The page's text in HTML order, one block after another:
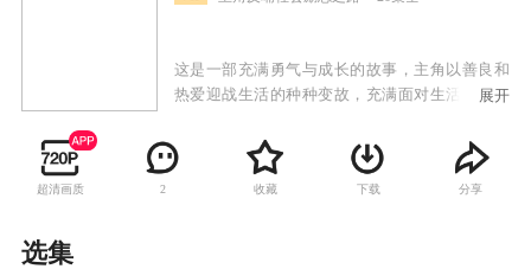
这是一部充满勇气与成长的故事，主角以善良和
热爱迎战生活的种种变故，充满面对生活，迎接
拉开故事构架，在还原真相的过程中，主角始终
保持内心的善良，以不变的初心迎来成长的蜕
变，弘扬新时代女性的坚韧风采。“合约爸妈”在
展开
超清画质 2 收藏 下载 分享
选集